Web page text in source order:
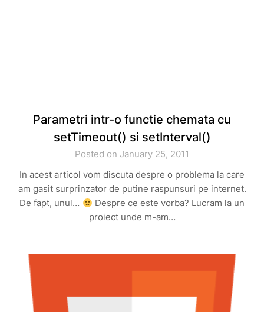
Parametri intr-o functie chemata cu
setTimeout() si setInterval()
Posted on January 25, 2011
In acest articol vom discuta despre o problema la care
am gasit surprinzator de putine raspunsuri pe internet.
De fapt, unul…
Despre ce este vorba? Lucram la un
proiect unde m-am…